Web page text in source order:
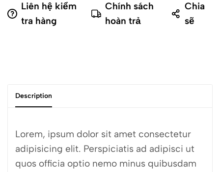
Liên hệ kiểm
tra hàng
Chính sách
hoàn trả
Chia
sẽ
Description
Lorem, ipsum dolor sit amet consectetur
adipisicing elit. Perspiciatis ad adipisci ut
quos officia optio nemo minus quibusdam